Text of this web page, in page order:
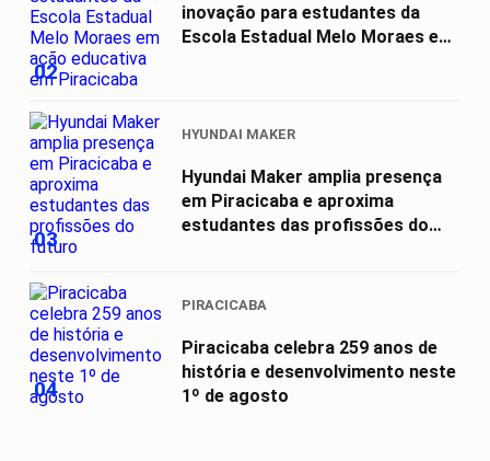
02
inovação para estudantes da
Escola Estadual Melo Moraes em
03
HYUNDAI MAKER
Hyundai Maker amplia presença
em Piracicaba e aproxima
estudantes das profissões do
04
PIRACICABA
Piracicaba celebra 259 anos de
história e desenvolvimento neste
1º de agosto